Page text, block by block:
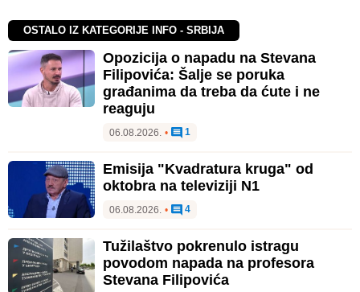
OSTALO IZ KATEGORIJE INFO - SRBIJA
Opozicija o napadu na Stevana
Filipovića: Šalje se poruka
građanima da treba da ćute i ne
reaguju
06.08.2026. • 1
Emisija "Kvadratura kruga" od
oktobra na televiziji N1
06.08.2026. • 4
Tužilaštvo pokrenulo istragu
povodom napada na profesora
Stevana Filipovića